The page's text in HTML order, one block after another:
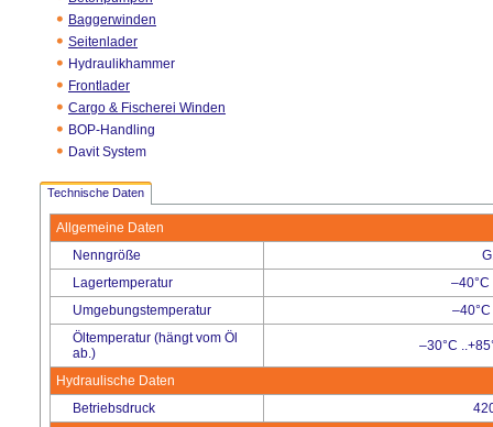
Baggerwinden
Seitenlader
Hydraulikhammer
Frontlader
Cargo & Fischerei Winden
BOP-Handling
Davit System
Technische Daten
Allgemeine Daten
Nenngröße
Lagertemperatur
–40°C
Umgebungstemperatur
Öltemperatur (hängt vom Öl
ab.)
–30°C
Hydraulische Daten
Betriebsdruck